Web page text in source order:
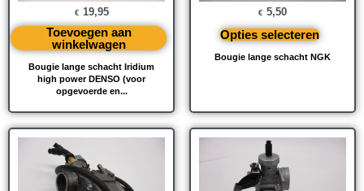
Bougie lange schacht Iridium
high power DENSO (voor
opgevoerde en...
€ 19,95
Toevoegen aan
winkelwagen
Bougie lange schacht NGK
€ 5,50
Opties selecteren